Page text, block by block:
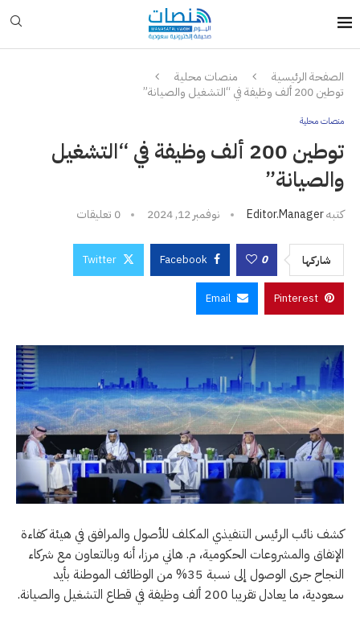
الصفحة الرئيسية
منصات محلية
توطين 200 ألف وظيفة في “التشغيل والصيانة”
منصات محلية
توطين 200 ألف وظيفة في “التشغيل
والصيانة”
كتبهEditor.manager نوفمبر 12, 2024 0 تعليقات
شاركها 0
Facebook
Twitter
Pinterest
Email
كشف نائب الرئيس التنفيذي المكلف للأصول والمرافق في هيئة كفاءة
الإنفاق والمشروعات الحكومية، م. هاني مرزا، أنه وبالتعاون مع شركاء
النجاح جرى الوصول إلى نسبة 35% من الوظائف الموطنة بأيد
سعودية، ما يعادل تقريبا 200 ألف وظيفة في قطاع التشغيل والصيانة.